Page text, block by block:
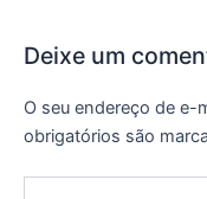
Deixe um
O seu endereço de e-
obrigatórios são